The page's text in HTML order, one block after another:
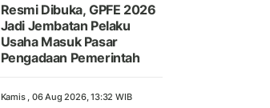
Resmi Dibuka, GPFE 2026
Jadi Jembatan Pelaku
Usaha Masuk Pasar
Pengadaan Pemerintah
Kamis , 06 Aug 2026, 13:32 WIB